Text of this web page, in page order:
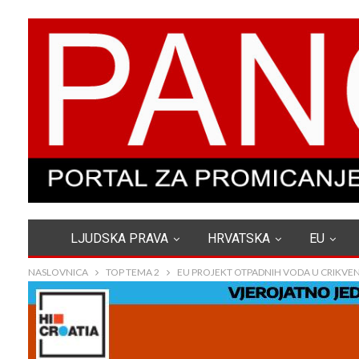
LJUDSKA PRAVA HRVATSKA EU
NASLOVNICA TOP TEMA 2 EU PROJEKT OTPADNIH VODA U